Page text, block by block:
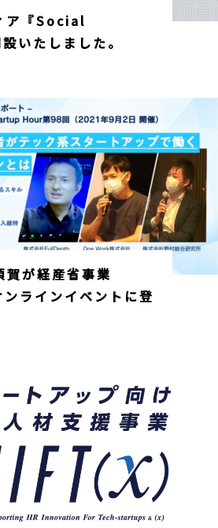
ア『Social
いたしました。
賀が経産省事業
ラインイベントに登